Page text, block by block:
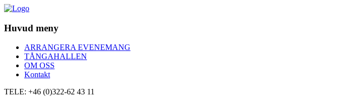
Huvud meny
ARRANGERA EVENEMANG
TÅNGAHALLEN
OM OSS
Kontakt
TELE: +46 (0)322-62 43 11